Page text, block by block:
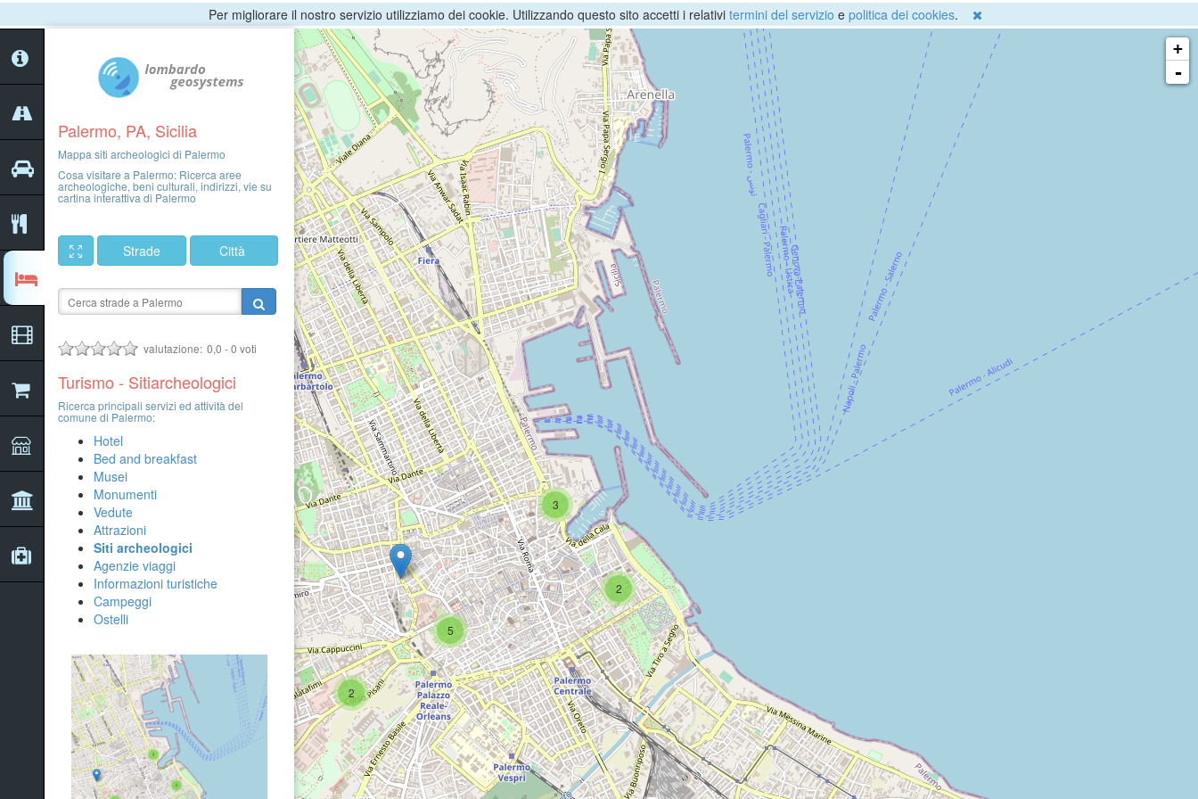
Per migliorare il nostro servizio utilizziamo dei cookie. Utilizzando questo sito accetti i relativi termini del servizio e politica dei cookies.
2
3
5
2
+
-
Palermo, PA, Sicilia
Mappa siti archeologici di Palermo
Cosa visitare a Palermo: Ricerca aree
archeologiche, beni culturali, indirizzi, vie su
cartina interattiva di Palermo
Strade Città
valutazione: 0,0 -0 voti
Turismo - Sitiarcheologici
Ricerca principali servizi ed attività del
comune di Palermo:
Hotel
Bed and breakfast
Musei
Monumenti
Vedute
Attrazioni
Siti archeologici
Agenzie viaggi
Informazioni turistiche
Campeggi
Ostelli